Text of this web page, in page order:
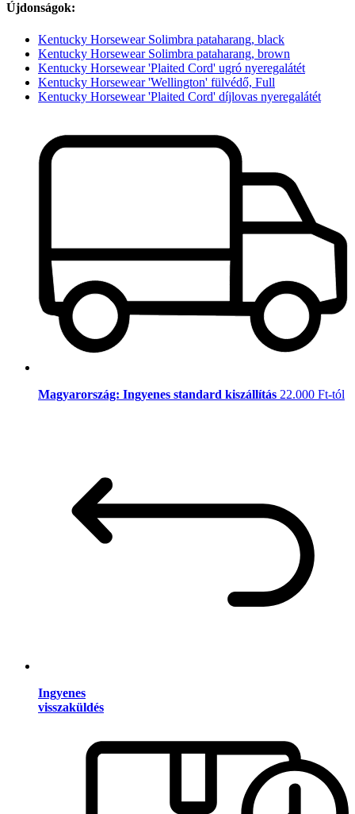
Újdonságok:
Kentucky Horsewear Solimbra pataharang, black
Kentucky Horsewear Solimbra pataharang, brown
Kentucky Horsewear 'Plaited Cord' ugró nyeregalátét
Kentucky Horsewear 'Wellington' fülvédő, Full
Kentucky Horsewear 'Plaited Cord' díjlovas nyeregalátét
Magyarország: Ingyenes standard kiszállítás 22.000 Ft-tól
Ingyenes
visszaküldés